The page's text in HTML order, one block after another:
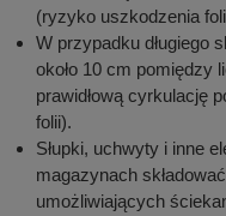
(ryzyko uszkodzenia
W przypadku długiego
około 10 cm pomiędzy
prawidłową cyrkulację
folii).
Słupki, uchwyty i inne
magazynach
umożliwiających